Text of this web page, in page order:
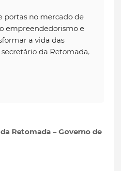
portas no mercado de
empreendedorismo e
a vida das
secretário da Retomada,
Retomada – Governo de